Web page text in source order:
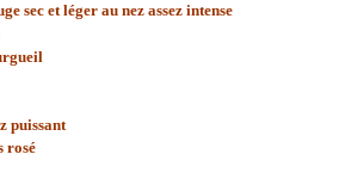
sec et léger au nez assez intense
puissant
rosé